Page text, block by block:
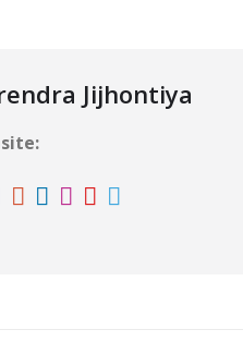
Jijhontiya